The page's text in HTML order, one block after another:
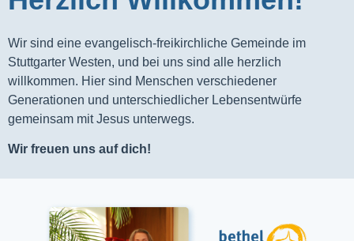
Wir sind eine evangelisch-freikirchliche Gemeinde im
Stuttgarter Westen, und bei uns sind alle herzlich
willkommen. Hier sind Menschen verschiedener
Generationen und unterschiedlicher Lebensentwürfe
gemeinsam mit Jesus unterwegs.
Wir freuen uns auf dich!